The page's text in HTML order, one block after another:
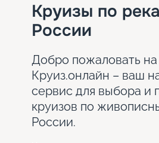
Круизы по
России
Добро пожаловать на
Круиз.онлайн – ваш
сервис для выбора и
круизов по
России.